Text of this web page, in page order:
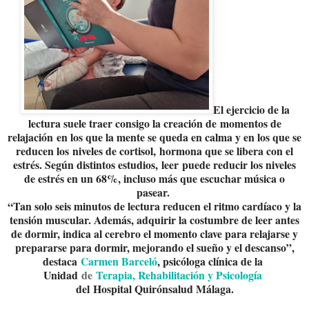
El ejercicio de la
lectura suele traer consigo la creación de momentos de
relajación en los que la mente se queda en calma y en los que se
reducen los niveles de cortisol, hormona que se libera con el
estrés. Según distintos estudios, leer puede reducir los niveles
de estrés en un 68%, incluso más que escuchar música o
pasear.
“Tan solo seis minutos de lectura reducen el ritmo cardíaco y la
tensión muscular. Además, adquirir la costumbre de leer antes
de dormir, indica al cerebro el momento clave para relajarse y
prepararse para dormir, mejorando el sueño y el descanso”,
destaca Carmen Barceló, psicóloga clínica de la
Unidad de Terapia, Rehabilitación y Psicología
del Hospital Quirónsalud Málaga.